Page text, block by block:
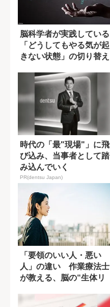
脳科学者が実践している
「どうしてもやる気が起
きない状態」の切り替え
時代の「最"現場"」に飛
び込み、当事者として踏
み込んでいく
PR(dentsu Japan)
「要領のいい人・悪い
人」の違い 作業療法士
が教える、脳の“生体リ